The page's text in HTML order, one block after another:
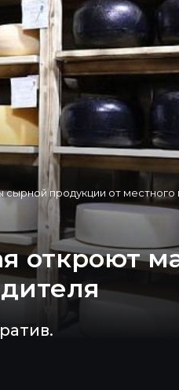
продукции от местного
откроют